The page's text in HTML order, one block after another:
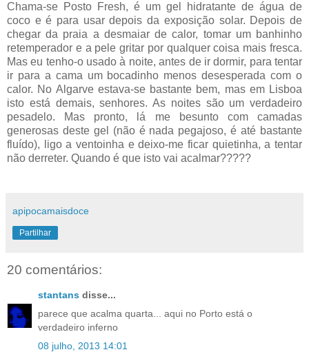
Chama-se Posto Fresh, é um gel hidratante de água de
coco e é para usar depois da exposição solar. Depois de
chegar da praia a desmaiar de calor, tomar um banhinho
retemperador e a pele gritar por qualquer coisa mais fresca.
Mas eu tenho-o usado à noite, antes de ir dormir, para tentar
ir para a cama um bocadinho menos desesperada com o
calor. No Algarve estava-se bastante bem, mas em Lisboa
isto está demais, senhores. As noites são um verdadeiro
pesadelo. Mas pronto, lá me besunto com camadas
generosas deste gel (não é nada pegajoso, é até bastante
fluído), ligo a ventoinha e deixo-me ficar quietinha, a tentar
não derreter. Quando é que isto vai acalmar?????
apipocamaisdoce
Partilhar
20 comentários:
stantans disse...
parece que acalma quarta... aqui no Porto está o
verdadeiro inferno
08 julho, 2013 14:01